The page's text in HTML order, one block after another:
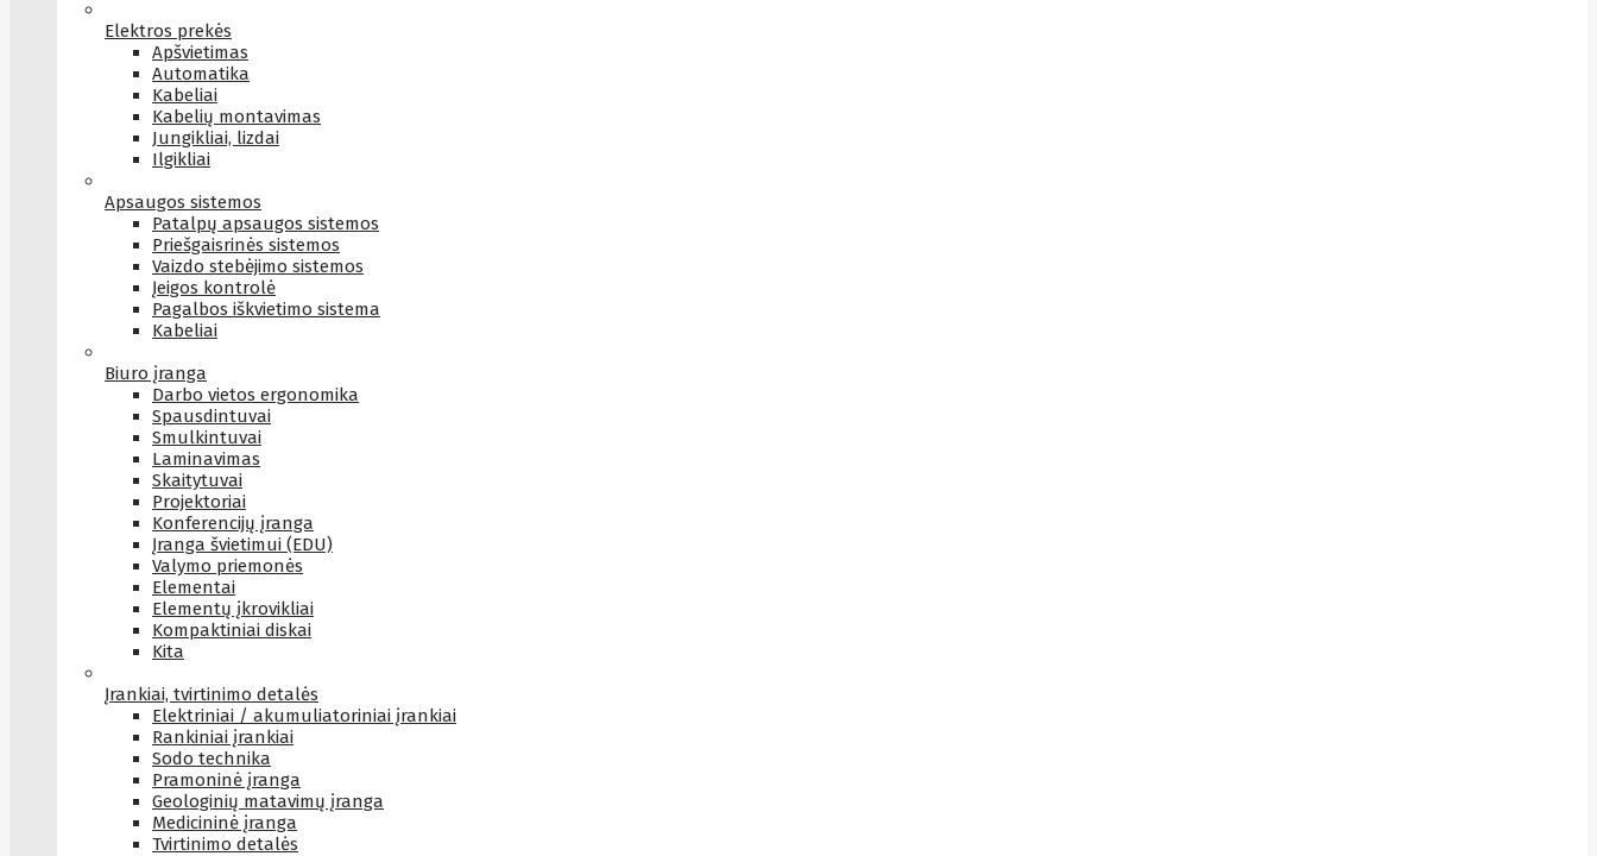
Elektros prekės
Apšvietimas
Automatika
Kabeliai
Kabelių montavimas
Jungikliai, lizdai
Ilgikliai
Apsaugos sistemos
Patalpų apsaugos sistemos
Priešgaisrinės sistemos
Vaizdo stebėjimo sistemos
Įeigos kontrolė
Pagalbos iškvietimo sistema
Kabeliai
Biuro įranga
Darbo vietos ergonomika
Spausdintuvai
Smulkintuvai
Laminavimas
Skaitytuvai
Projektoriai
Konferencijų įranga
Įranga švietimui (EDU)
Valymo priemonės
Elementai
Elementų įkrovikliai
Kompaktiniai diskai
Kita
Įrankiai, tvirtinimo detalės
Elektriniai / akumuliatoriniai įrankiai
Rankiniai įrankiai
Sodo technika
Pramoninė įranga
Geologinių matavimų įranga
Medicininė įranga
Tvirtinimo detalės